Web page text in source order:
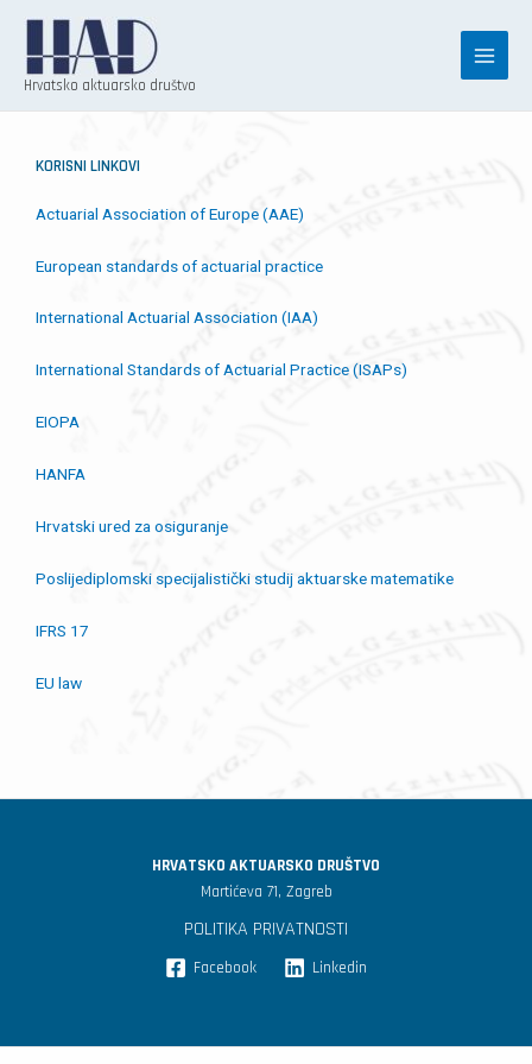
content
Hrvatsko aktuarsko društvo
KORISNI LINKOVI
Actuarial Association of Europe (AAE)
European standards of actuarial practice
International Actuarial Association (IAA)
International Standards of Actuarial Practice (ISAPs)
EIOPA
HANFA
Hrvatski ured za osiguranje
Poslijediplomski specijalistički studij aktuarske matematike
IFRS 17
EU law
HRVATSKO AKTUARSKO DRUŠTVO
Martićeva 71, Zagreb
POLITIKA PRIVATNOSTI
Facebook Linkedin